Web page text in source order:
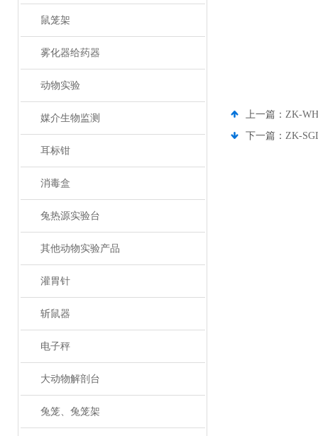
鼠笼架
雾化器给药器
动物实验
媒介生物监测
耳标钳
消毒盒
兔热源实验台
其他动物实验产品
灌胃针
斩鼠器
电子秤
大动物解剖台
兔笼、兔笼架
上一篇： ZK-
下一篇： ZK-